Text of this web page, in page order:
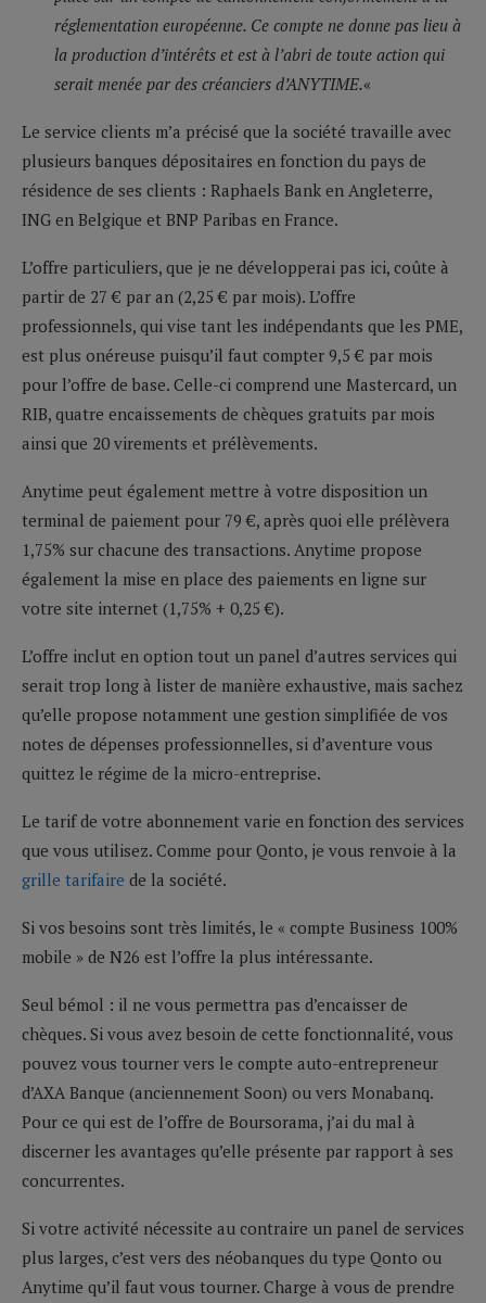
réglementation européenne. Ce compte ne donne pas lieu à
la production d’intérêts et est à l’abri de toute action qui
serait menée par des créanciers d’ANYTIME.«
Le service clients m’a précisé que la société travaille avec
plusieurs banques dépositaires en fonction du pays de
résidence de ses clients : Raphaels Bank en Angleterre,
ING en Belgique et BNP Paribas en France.
L’offre particuliers, que je ne développerai pas ici, coûte à
partir de 27 € par an (2,25 € par mois). L’offre
professionnels, qui vise tant les indépendants que les PME,
est plus onéreuse puisqu’il faut compter 9,5 € par mois
pour l’offre de base. Celle-ci comprend une Mastercard, un
RIB, quatre encaissements de chèques gratuits par mois
ainsi que 20 virements et prélèvements.
Anytime peut également mettre à votre disposition un
terminal de paiement pour 79 €, après quoi elle prélèvera
1,75% sur chacune des transactions. Anytime propose
également la mise en place des paiements en ligne sur
votre site internet (1,75% + 0,25 €).
L’offre inclut en option tout un panel d’autres services qui
serait trop long à lister de manière exhaustive, mais sachez
qu’elle propose notamment une gestion simplifiée de vos
notes de dépenses professionnelles, si d’aventure vous
quittez le régime de la micro-entreprise.
Le tarif de votre abonnement varie en fonction des services
que vous utilisez. Comme pour Qonto, je vous renvoie à la
grille tarifaire de la société.
Si vos besoins sont très limités, le « compte Business 100%
mobile » de N26 est l’offre la plus intéressante.
Seul bémol : il ne vous permettra pas d’encaisser de
chèques. Si vous avez besoin de cette fonctionnalité, vous
pouvez vous tourner vers le compte auto-entrepreneur
d’AXA Banque (anciennement Soon) ou vers Monabanq.
Pour ce qui est de l’offre de Boursorama, j’ai du mal à
discerner les avantages qu’elle présente par rapport à ses
concurrentes.
Si votre activité nécessite au contraire un panel de services
plus larges, c’est vers des néobanques du type Qonto ou
Anytime qu’il faut vous tourner. Charge à vous de prendre